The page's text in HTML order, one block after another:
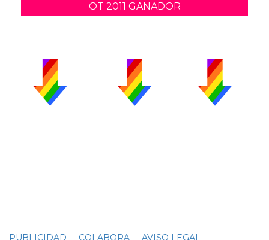
OT 2011 GANADOR
PUBLICIDAD COLABORA AVISO LEGAL